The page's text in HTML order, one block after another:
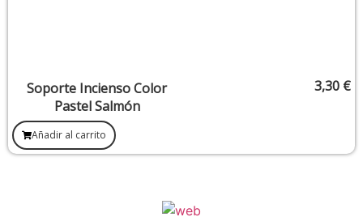
Soporte Incienso Color
Pastel Salmón
3,30 €
Añadir al carrito